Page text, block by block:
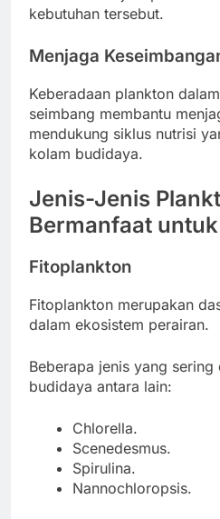
kebutuhan tersebut.
Menjaga
Keberadaan plankton
seimbang membantu
mendukung siklus nutrisi
kolam budidaya.
Jenis-Jenis
Bermanfaat
Fitoplankton
Fitoplankton merupakan
dalam ekosistem perairan.
Beberapa jenis yang
budidaya antara lain:
Chlorella.
Scenedesmus.
Spirulina.
Nannochloropsis.